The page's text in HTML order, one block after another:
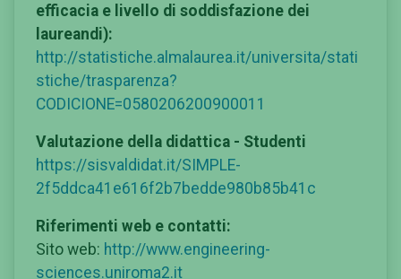
efficacia e livello di soddisfazione dei
laureandi):
http://statistiche.almalaurea.it/universita/stati
stiche/trasparenza?
CODICIONE=0580206200900011
Valutazione della didattica - Studenti
https://sisvaldidat.it/SIMPLE-
2f5ddca41e616f2b7bedde980b85b41c
Riferimenti web e contatti:
Sito web: http://www.engineering-
sciences.uniroma2.it